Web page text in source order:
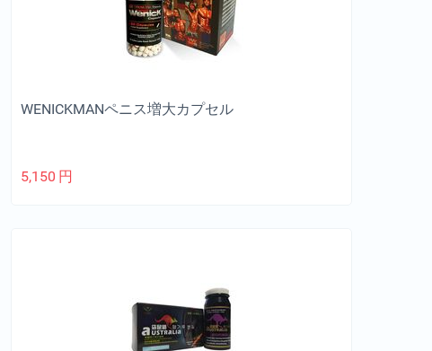
WENICKMANペニス増大カプセル
5,150 円